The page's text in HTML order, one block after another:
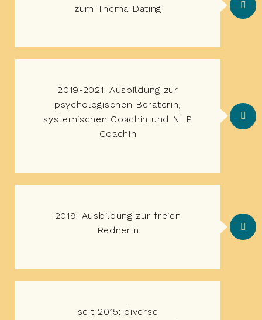
zum Thema Dating
2019-2021: Ausbildung zur
psychologischen Beraterin,
systemischen Coachin und NLP
Coachin
2019: Ausbildung zur freien
Rednerin
seit 2015: diverse